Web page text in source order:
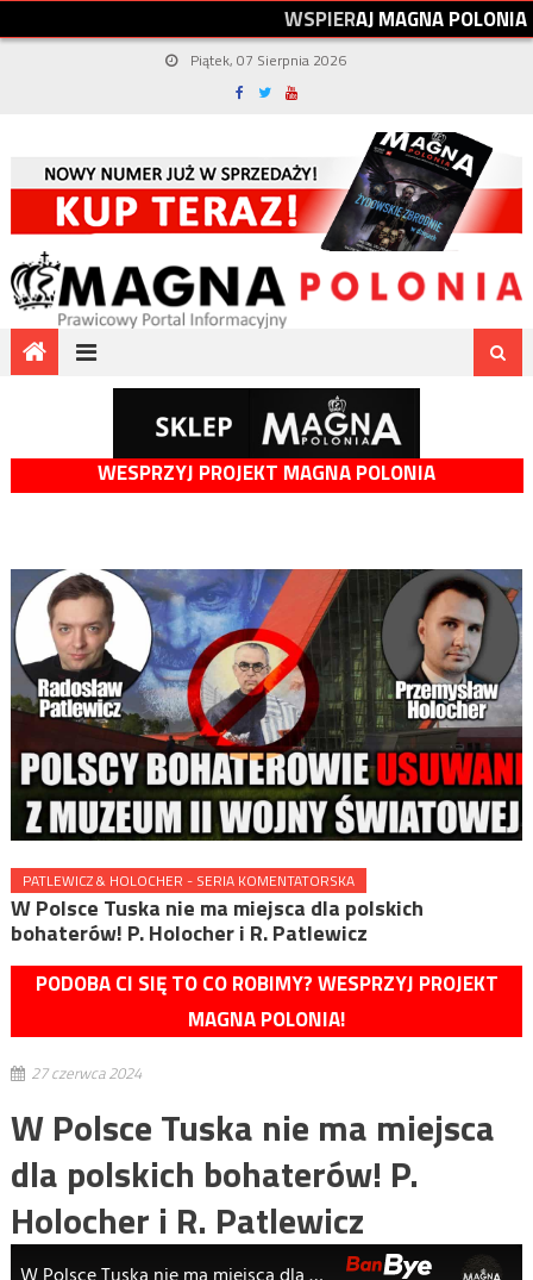
WSPIERAJMAGNAPOLONIA
Piątek, 07 Sierpnia 2026
WESPRZYJ PROJEKT MAGNA POLONIA
PATLEWICZ & HOLOCHER - SERIA KOMENTATORSKA
W Polsce Tuska nie ma miejsca dla polskich
bohaterów! P. Holocher i R. Patlewicz
PODOBA CI SIĘ TO CO ROBIMY? WESPRZYJ PROJEKT
MAGNA POLONIA!
27 czerwca 2024
W Polsce Tuska nie ma miejsca
dla polskich bohaterów! P.
Holocher i R. Patlewicz